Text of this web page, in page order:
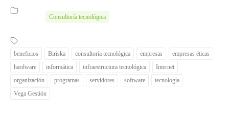
Consultoría tecnológica
beneficios Biriska consultoría tecnológica empresas
empresas éticas
hardware
informática infraestructura tecnológica
Internet
organización
programas servidores software
tecnología
Vega Gestión